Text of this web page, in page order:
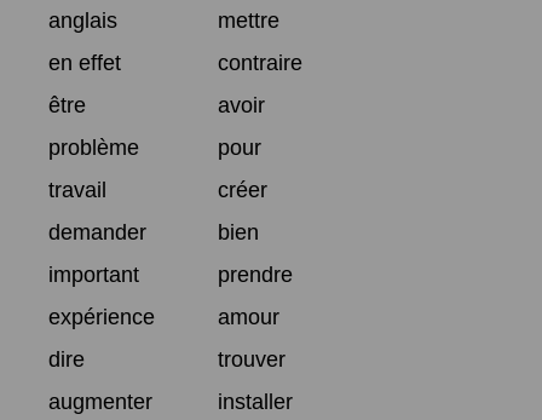
anglais
mettre
en effet
contraire
être
avoir
problème
pour
travail
créer
demander
bien
important
prendre
expérience
amour
dire
trouver
augmenter
installer